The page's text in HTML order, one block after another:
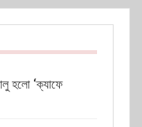
হলো ‘ক্যাফে